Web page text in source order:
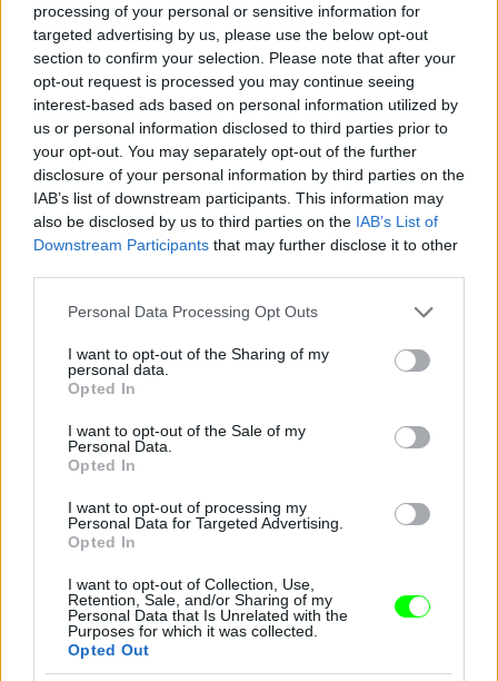
processing of your personal or sensitive information for
targeted advertising by us, please use the below opt-out
section to confirm your selection. Please note that after your
opt-out request is processed you may continue seeing
interest-based ads based on personal information utilized by
us or personal information disclosed to third parties prior to
your opt-out. You may separately opt-out of the further
disclosure of your personal information by third parties on the
IAB’s list of downstream participants. This information may
also be disclosed by us to third parties on the IAB’s List of
Downstream Participants that may further disclose it to other
Please note that this website/app uses one or more Google
not limited to your visit or usage behaviour. You may click to
grant or deny consent to Google and its third-party tags to
use your data for below specified purposes in below Google
consent section.
Personal Data Processing Opt Outs
I want to opt-out of the Sharing of my
personal data.
Opted In
I want to opt-out of the Sale of my
Personal Data.
Opted In
I want to opt-out of processing my
Personal Data for Targeted Advertising.
Opted In
I want to opt-out of Collection, Use,
Retention, Sale, and/or Sharing of my
Personal Data that Is Unrelated with the
Purposes for which it was collected.
Opted Out
Jön még kép!
Igen visszafogott és ízléses darab ez a karóra
Fotó: Taylor Hill / Europress / Getty